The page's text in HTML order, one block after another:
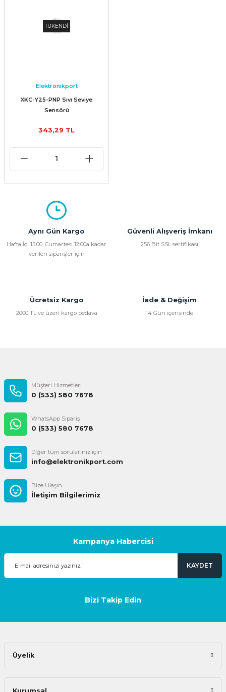
TÜKENDİ
Elektronikport
XKC-Y25-PNP Sıvı Seviye
Sensörü
343,29 TL
Aynı Gün Kargo
Hafta İçi 15:00, Cumartesi 12:00a kadar
verilen siparişler için
Güvenli Alışveriş İmkanı
256 Bit SSL sertifikası
Ücretsiz Kargo
2000 TL ve üzeri kargo bedava
İade & Değişim
14 Gün içerisinde
Müşteri Hizmetleri
0 (533) 580 7678
WhatsApp Sipariş
0 (533) 580 7678
Diğer tüm sorularınız için
info@elektronikport.com
Bize Ulaşın
İletişim Bilgilerimiz
Kampanya Habercisi
KAYDET
Bizi Takip Edin
Üyelik